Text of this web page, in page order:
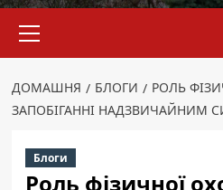
меню
ДОМАШНЯ БЛОГИ
РОЛЬ
ЗАПОБІГАННІ НАДЗВИЧАЙНИМ
Блоги
Роль фізичної